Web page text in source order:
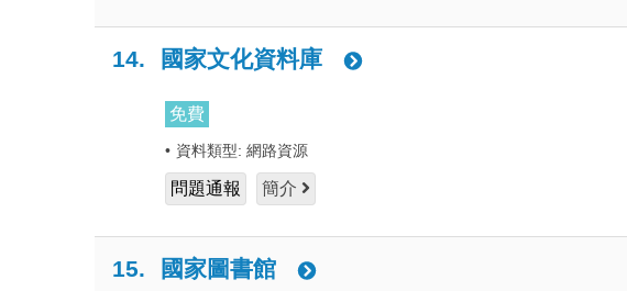
14. 國家文化資料庫
免費
• 資料類型: 網路資源
問題通報 簡介
15. 國家圖書館